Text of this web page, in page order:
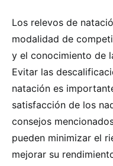
Los relevos de
modalidad de
y el conocimiento de
Evitar las
natación es
satisfacción de los
consejos
pueden minimizar el
mejorar su